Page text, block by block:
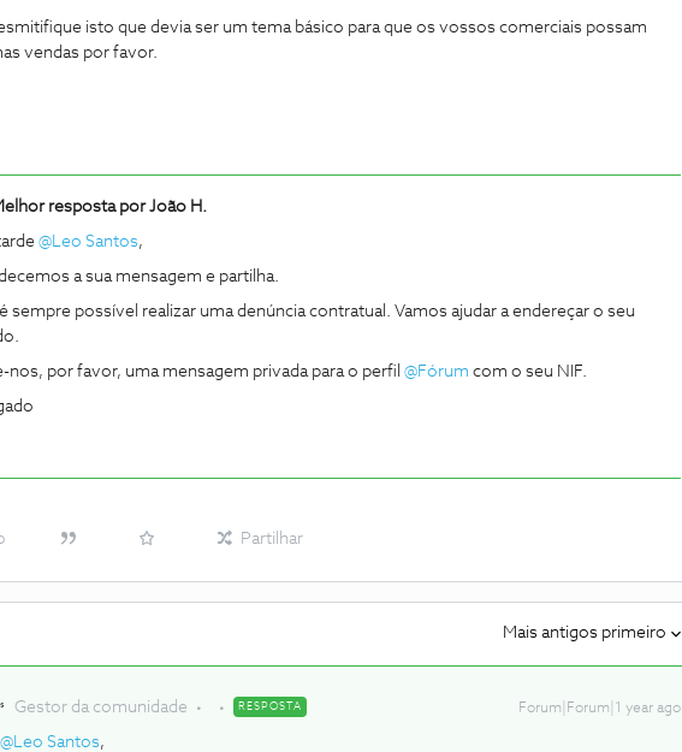
isto que devia ser um tema básico para que os vossos comerciais possam
vendas por favor.
resposta porJoão H.
@Leo Santos,
a sua mensagem e partilha.
sempre possível realizar uma denúncia contratual. Vamos ajudar a endereçar o seu
nos, por favor, uma mensagem privada para o perfil @Fórum com o seu NIF.
Partilhar
Mais antigos primeiro
Gestor da comunidade RESPOSTA Forum|Forum|1 year ago
@Leo Santos,